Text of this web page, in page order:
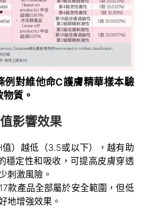
例對維他命C護膚精華樣本驗
質。
影響效果
）越低（3.5或以下），越有助
穩定性和吸收，可提高皮膚穿透
刺激風險。
款產品全部屬於安全範圍，但低
地增強效果。